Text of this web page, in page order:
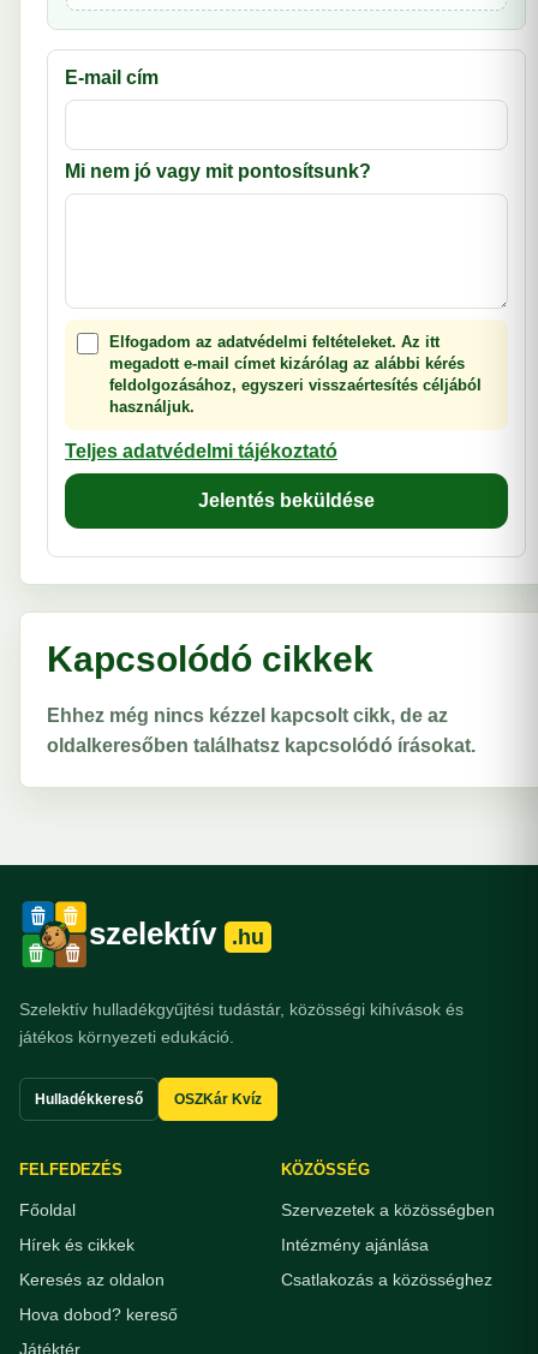
E-mail cím
Mi nem jó vagy mit pontosítsunk?
Elfogadom az adatvédelmi feltételeket. Az itt
megadott e-mail címet kizárólag az alábbi kérés
feldolgozásához, egyszeri visszaértesítés céljából
használjuk.
Teljes adatvédelmi tájékoztató
Jelentés beküldése
Kapcsolódó cikkek
Ehhez még nincs kézzel kapcsolt cikk, de az
oldalkeresőben találhatsz kapcsolódó írásokat.
szelektív .hu
Szelektív hulladékgyűjtési tudástár, közösségi kihívások és
játékos környezeti edukáció.
Hulladékkereső OSZKár Kvíz
FELFEDEZÉS
Főoldal
Hírek és cikkek
Keresés az oldalon
Hova dobod? kereső
Játéktér
KÖZÖSSÉG
Szervezetek a közösségben
Intézmény ajánlása
Csatlakozás a közösséghez